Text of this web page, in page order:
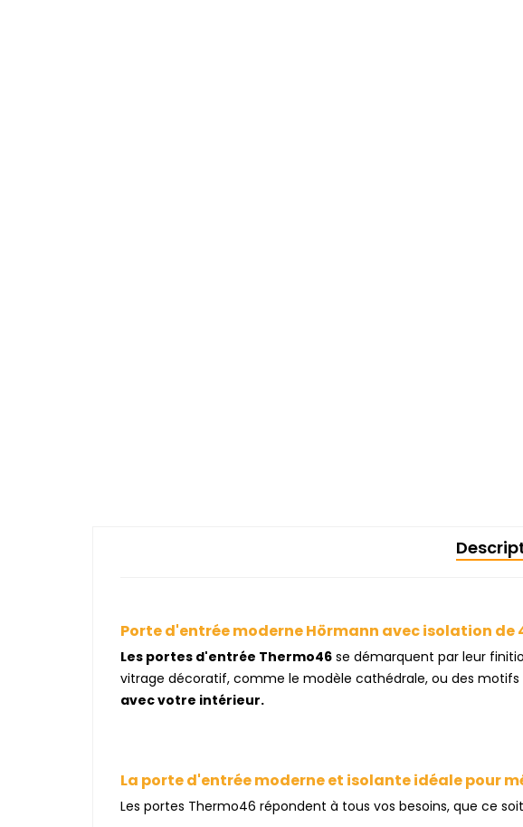
Porte d'entrée moderne Hörmann avec isolation de
Les portes d'entrée Thermo46 se démarquent par leur
vitrage décoratif, comme le modèle cathédrale, ou des
avec votre intérieur.
La porte d'entrée moderne et isolante idéale pour
Les portes Thermo46 répondent à tous vos besoins, que ce